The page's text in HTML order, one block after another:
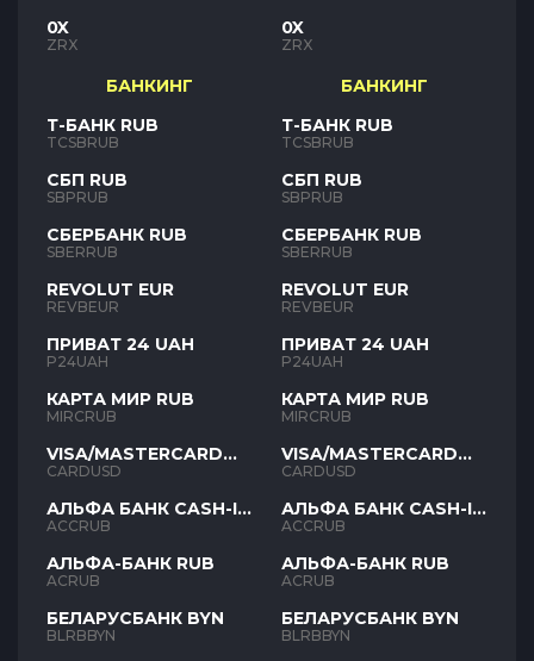
0X
ZRX
БАНКИНГ
Т-БАНК RUB
TCSBRUB
СБП RUB
SBPRUB
СБЕРБАНК RUB
SBERRUB
REVOLUT EUR
REVBEUR
ПРИВАТ 24 UAH
P24UAH
КАРТА МИР RUB
MIRCRUB
VISA/MASTERCARD
USD
CARDUSD
АЛЬФА БАНК CASH-IN
RUB
ACCRUB
АЛЬФА-БАНК RUB
ACRUB
БЕЛАРУСБАНК BYN
BLRBBYN
0X
ZRX
БАНКИНГ
Т-БАНК RUB
TCSBRUB
СБП RUB
SBPRUB
СБЕРБАНК RUB
SBERRUB
REVOLUT EUR
REVBEUR
ПРИВАТ 24 UAH
P24UAH
КАРТА МИР RUB
MIRCRUB
VISA/MASTERCARD
USD
CARDUSD
АЛЬФА БАНК CASH-IN
RUB
ACCRUB
АЛЬФА-БАНК RUB
ACRUB
БЕЛАРУСБАНК BYN
BLRBBYN